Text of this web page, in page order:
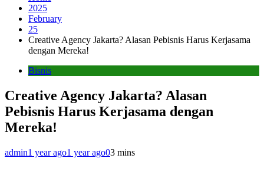
2025
February
25
Creative Agency Jakarta? Alasan Pebisnis Harus Kerjasama
dengan Mereka!
Bisnis
Creative Agency Jakarta? Alasan
Pebisnis Harus Kerjasama dengan
Mereka!
admin1 year ago1 year ago03 mins